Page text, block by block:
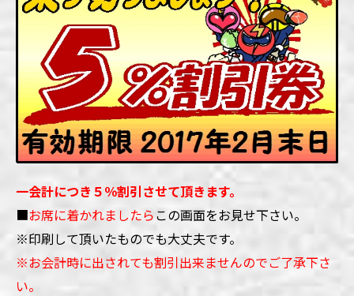
一会計につき５％割引させて頂きます。
■お席に着かれましたらこの画面をお見せ下さい。
※印刷して頂いたものでも大丈夫です。
※お会計時に出されても割引出来ませんのでご了承下さ
い。